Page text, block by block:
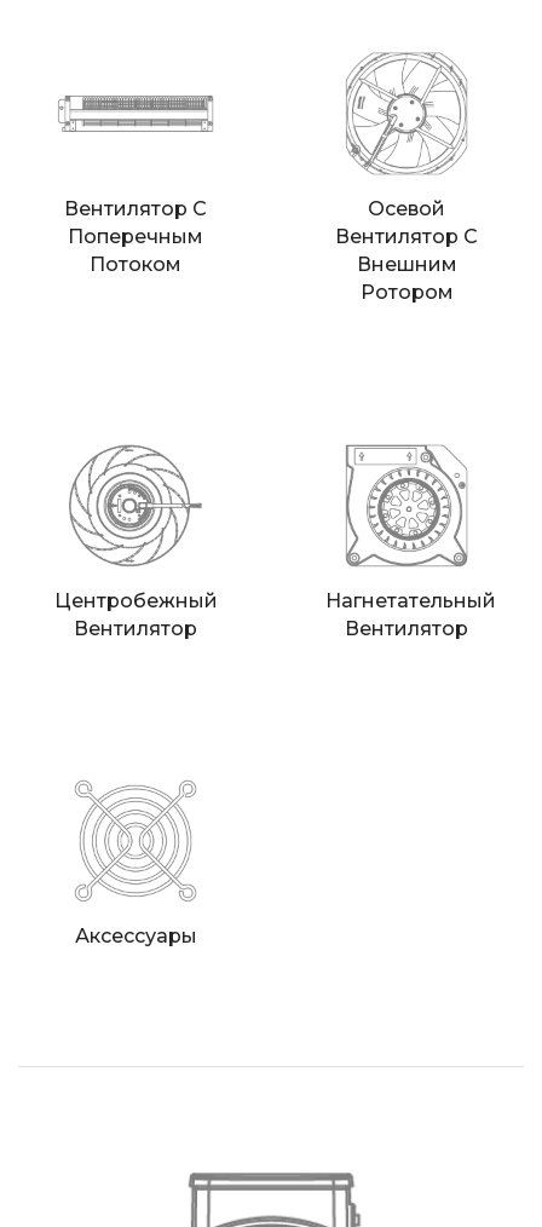
Вентилятор С
Поперечным
Потоком
Осевой
Вентилятор С
Внешним
Ротором
Центробежный
Вентилятор
Нагнетательный
Вентилятор
Аксессуары